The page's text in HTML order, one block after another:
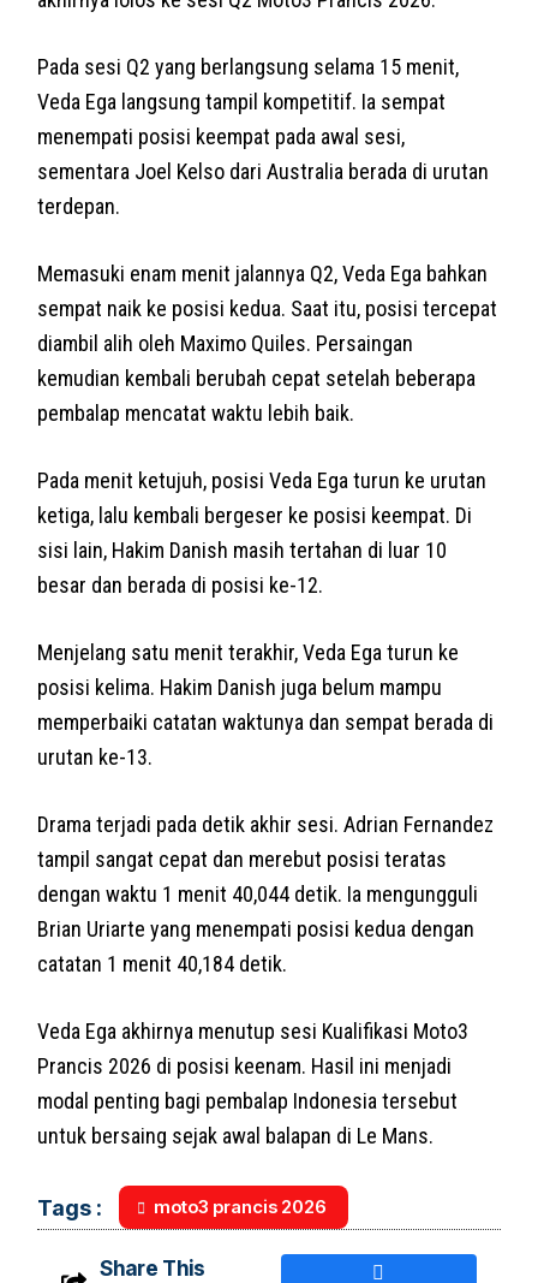
Pada sesi Q2 yang berlangsung selama 15 menit,
Veda Ega langsung tampil kompetitif. Ia sempat
menempati posisi keempat pada awal sesi,
sementara Joel Kelso dari Australia berada di urutan
terdepan.
Memasuki enam menit jalannya Q2, Veda Ega bahkan
sempat naik ke posisi kedua. Saat itu, posisi tercepat
diambil alih oleh Maximo Quiles. Persaingan
kemudian kembali berubah cepat setelah beberapa
pembalap mencatat waktu lebih baik.
Pada menit ketujuh, posisi Veda Ega turun ke urutan
ketiga, lalu kembali bergeser ke posisi keempat. Di
sisi lain, Hakim Danish masih tertahan di luar 10
besar dan berada di posisi ke-12.
Menjelang satu menit terakhir, Veda Ega turun ke
posisi kelima. Hakim Danish juga belum mampu
memperbaiki catatan waktunya dan sempat berada di
urutan ke-13.
Drama terjadi pada detik akhir sesi. Adrian Fernandez
tampil sangat cepat dan merebut posisi teratas
dengan waktu 1 menit 40,044 detik. Ia mengungguli
Brian Uriarte yang menempati posisi kedua dengan
catatan 1 menit 40,184 detik.
Veda Ega akhirnya menutup sesi Kualifikasi Moto3
Prancis 2026 di posisi keenam. Hasil ini menjadi
modal penting bagi pembalap Indonesia tersebut
untuk bersaing sejak awal balapan di Le Mans.
Tags : moto3 prancis 2026
Share This